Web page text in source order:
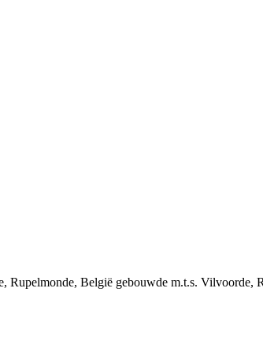
België gebouwde m.t.s. Vilvoorde,